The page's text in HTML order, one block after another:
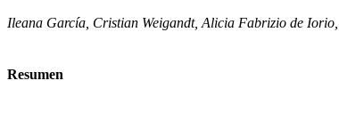
Ileana García, Cristian Weigandt, Alicia Fabrizio de
Resumen